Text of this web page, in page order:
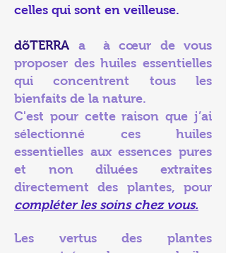
celles qui sont en veilleuse.
dõTERRA a à cœur de vous
proposer des huiles essentielles
qui concentrent tous les
bienfaits de la nature.
C'est pour cette raison que j’ai
sélectionné ces huiles
essentielles aux essences pures
et non diluées extraites
directement des plantes, pour
compléter les soins chez vous.
Les vertus des plantes